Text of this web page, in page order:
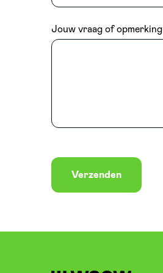
Jouw vraag of opmerking
Verzenden